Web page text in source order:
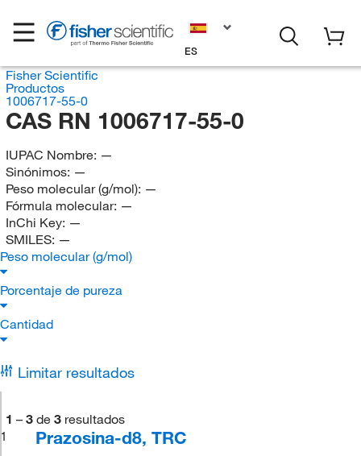
ES
Fisher Scientific
Productos
1006717-55-0
CAS RN 1006717-55-0
IUPAC Nombre: —
Sinónimos: —
Peso molecular (g/mol): —
Fórmula molecular: —
InChi Key: —
SMILES: —
Peso molecular (g/mol)
Porcentaje de pureza
Cantidad
Limitar resultados
1 – 3 de 3 resultados
1
Prazosina-d8, TRC